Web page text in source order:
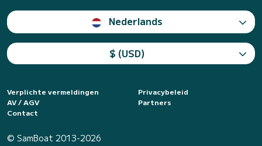
Nederlands
$ (USD)
Verplichte vermeldingen
Privacybeleid
AV / AGV
Partners
Contact
© SamBoat 2013-2026